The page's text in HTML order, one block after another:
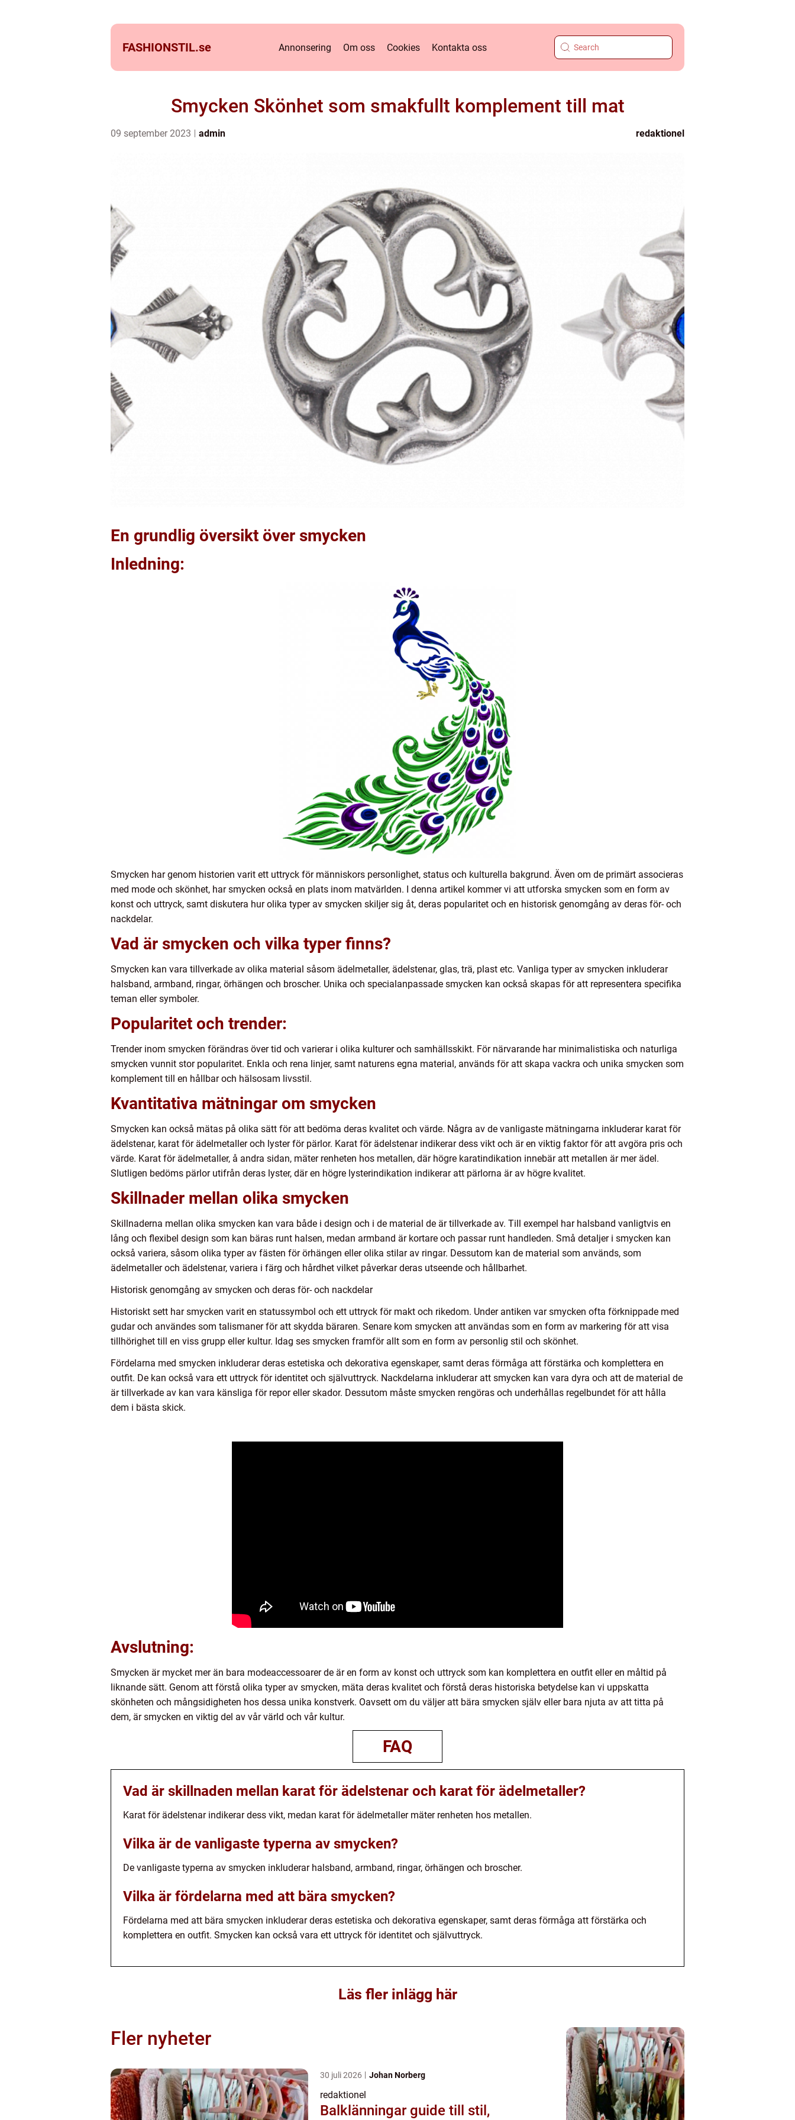
FASHIONSTIL.se Annonsering Om oss Cookies Kontakta oss
Smycken Skönhet som smakfullt komplement till mat
09 september 2023 admin redaktionel
En grundlig översikt över smycken
Inledning:
Smycken har genom historien varit ett uttryck för människors personlighet, status och kulturella bakgrund. Även om de primärt associeras
med mode och skönhet, har smycken också en plats inom matvärlden. I denna artikel kommer vi att utforska smycken som en form av
konst och uttryck, samt diskutera hur olika typer av smycken skiljer sig åt, deras popularitet och en historisk genomgång av deras för- och
nackdelar.
Vad är smycken och vilka typer finns?
Smycken kan vara tillverkade av olika material såsom ädelmetaller, ädelstenar, glas, trä, plast etc. Vanliga typer av smycken inkluderar
halsband, armband, ringar, örhängen och broscher. Unika och specialanpassade smycken kan också skapas för att representera specifika
teman eller symboler.
Popularitet och trender:
Trender inom smycken förändras över tid och varierar i olika kulturer och samhällsskikt. För närvarande har minimalistiska och naturliga
smycken vunnit stor popularitet. Enkla och rena linjer, samt naturens egna material, används för att skapa vackra och unika smycken som
komplement till en hållbar och hälsosam livsstil.
Kvantitativa mätningar om smycken
Smycken kan också mätas på olika sätt för att bedöma deras kvalitet och värde. Några av de vanligaste mätningarna inkluderar karat för
ädelstenar, karat för ädelmetaller och lyster för pärlor. Karat för ädelstenar indikerar dess vikt och är en viktig faktor för att avgöra pris och
värde. Karat för ädelmetaller, å andra sidan, mäter renheten hos metallen, där högre karatindikation innebär att metallen är mer ädel.
Slutligen bedöms pärlor utifrån deras lyster, där en högre lysterindikation indikerar att pärlorna är av högre kvalitet.
Skillnader mellan olika smycken
Skillnaderna mellan olika smycken kan vara både i design och i de material de är tillverkade av. Till exempel har halsband vanligtvis en
lång och flexibel design som kan bäras runt halsen, medan armband är kortare och passar runt handleden. Små detaljer i smycken kan
också variera, såsom olika typer av fästen för örhängen eller olika stilar av ringar. Dessutom kan de material som används, som
ädelmetaller och ädelstenar, variera i färg och hårdhet vilket påverkar deras utseende och hållbarhet.
Historisk genomgång av smycken och deras för- och nackdelar
Historiskt sett har smycken varit en statussymbol och ett uttryck för makt och rikedom. Under antiken var smycken ofta förknippade med
gudar och användes som talismaner för att skydda bäraren. Senare kom smycken att användas som en form av markering för att visa
tillhörighet till en viss grupp eller kultur. Idag ses smycken framför allt som en form av personlig stil och skönhet.
Fördelarna med smycken inkluderar deras estetiska och dekorativa egenskaper, samt deras förmåga att förstärka och komplettera en
outfit. De kan också vara ett uttryck för identitet och självuttryck. Nackdelarna inkluderar att smycken kan vara dyra och att de material de
är tillverkade av kan vara känsliga för repor eller skador. Dessutom måste smycken rengöras och underhållas regelbundet för att hålla
dem i bästa skick.
Avslutning:
Smycken är mycket mer än bara modeaccessoarer de är en form av konst och uttryck som kan komplettera en outfit eller en måltid på
liknande sätt. Genom att förstå olika typer av smycken, mäta deras kvalitet och förstå deras historiska betydelse kan vi uppskatta
skönheten och mångsidigheten hos dessa unika konstverk. Oavsett om du väljer att bära smycken själv eller bara njuta av att titta på
dem, är smycken en viktig del av vår värld och vår kultur.
FAQ
Vad är skillnaden mellan karat för ädelstenar och karat för ädelmetaller?
Karat för ädelstenar indikerar dess vikt, medan karat för ädelmetaller mäter renheten hos metallen.
Vilka är de vanligaste typerna av smycken?
De vanligaste typerna av smycken inkluderar halsband, armband, ringar, örhängen och broscher.
Vilka är fördelarna med att bära smycken?
Fördelarna med att bära smycken inkluderar deras estetiska och dekorativa egenskaper, samt deras förmåga att förstärka och
komplettera en outfit. Smycken kan också vara ett uttryck för identitet och självuttryck.
Läs fler inlägg här
Fler nyheter
30 juli 2026 Johan Norberg
redaktionel
Balklänningar guide till stil,